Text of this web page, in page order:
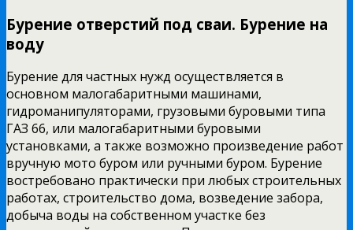
Бурение отверстий под сваи. Бурение на
воду
Бурение для частных нужд осуществляется в
основном малогабаритными машинами,
гидроманипуляторами, грузовыми буровыми типа
ГАЗ 66, или малогабаритными буровыми
установками, а также возможно произведение работ
вручную мото буром или ручными буром. Бурение
востребовано практически при любых строительных
работах, строительство дома, возведение забора,
добыча воды на собственном участке без